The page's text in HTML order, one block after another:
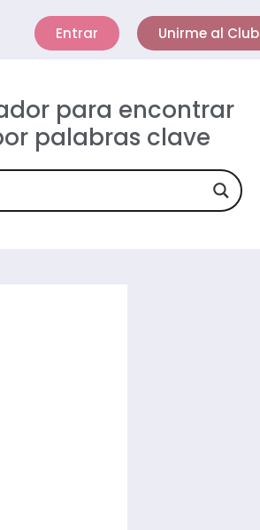
Entrar Unirme al Club
para encontrar
palabras clave